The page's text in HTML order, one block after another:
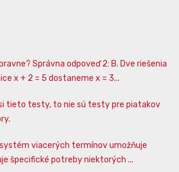
Správna odpoveď 2: B. Dve riešenia
x + 2 = 5 dostaneme x = 3...
tieto testy, to nie sú testy pre piatakov
viacerých termínov umožňuje
špecifické potreby niektorých ...